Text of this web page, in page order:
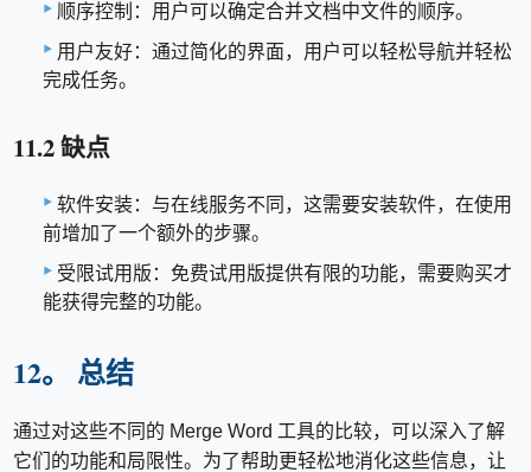
顺序控制：用户可以确定合并文档中文件的顺序。
用户友好：通过简化的界面，用户可以轻松导航并轻松
完成任务。
11.2 缺点
软件安装：与在线服务不同，这需要安装软件，在使用
前增加了一个额外的步骤。
受限试用版：免费试用版提供有限的功能，需要购买才
能获得完整的功能。
12。 总结
通过对这些不同的 Merge Word 工具的比较，可以深入了解
它们的功能和局限性。为了帮助更轻松地消化这些信息，让